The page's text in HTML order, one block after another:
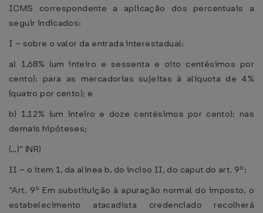
ICMS correspondente a aplicação dos percentuais a
seguir indicados:
I – sobre o valor da entrada interestadual:
a) 1,68% (um inteiro e sessenta e oito centésimos por
cento): para as mercadorias sujeitas à alíquota de 4%
(quatro por cento); e
b) 1,12% (um inteiro e doze centésimos por cento): nas
demais hipóteses;
(…)” (NR)
II – o item 1, da alínea b, do inciso II, do caput do art. 9º:
“Art. 9º Em substituição à apuração normal do imposto, o
estabelecimento atacadista credenciado recolherá